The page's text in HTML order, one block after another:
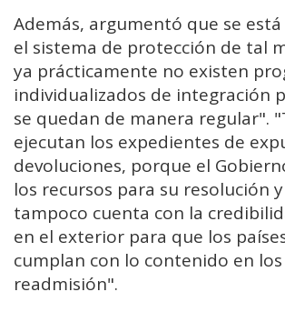
Además, argumentó que se
el sistema de protección de tal
ya prácticamente no existen
individualizados de integración
se quedan de manera regular".
ejecutan los expedientes de
devoluciones, porque el
los recursos para su resolución
tampoco cuenta con la
en el exterior para que los
cumplan con lo contenido en
readmisión".